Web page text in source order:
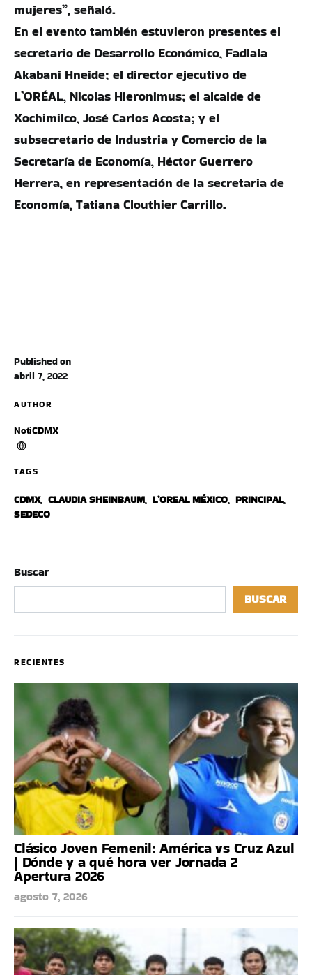
Published on
abril 7, 2022
AUTHOR
NotiCDMX
TAGS
CDMX, CLAUDIA SHEINBAUM, L’OREAL MÉXICO, PRINCIPAL,
SEDECO
mujeres”, señaló.
En el evento también estuvieron presentes el
secretario de Desarrollo Económico, Fadlala
Akabani Hneide; el director ejecutivo de
L’ORÉAL, Nicolas Hieronimus; el alcalde de
Xochimilco, José Carlos Acosta; y el
subsecretario de Industria y Comercio de la
Secretaría de Economía, Héctor Guerrero
Herrera, en representación de la secretaria de
Economía, Tatiana Clouthier Carrillo.
Buscar
BUSCAR
RECIENTES
Clásico Joven Femenil: América vs Cruz Azul
| Dónde y a qué hora ver Jornada 2
Apertura 2026
agosto 7, 2026